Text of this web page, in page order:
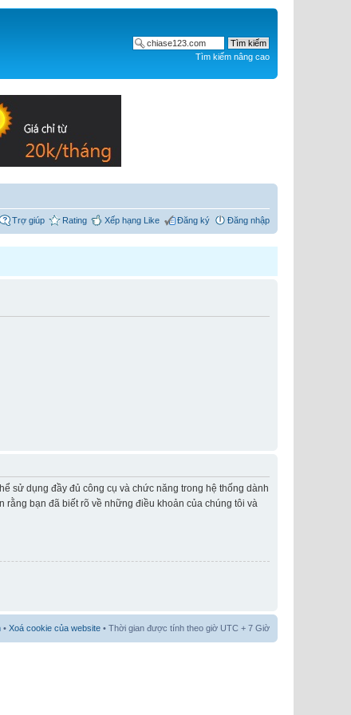
Tìm kiếm nâng cao
Trợ giúp Rating Xếp hạng Like Đăng ký Đăng nhập
sử dụng đầy đủ công cụ và chức năng trong hệ thống dành
rằng bạn đã biết rõ về những điều khoản của chúng tôi và
• Xoá cookie của website • Thời gian được tính theo giờ UTC + 7 Giờ